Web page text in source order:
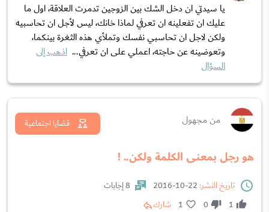
يا سيدتي ان دخل الشك بين الزوجين تدمرت العلاقة، اول ما
عليك ان تفعلينه ان تعرفي لماذا خانك، ليس لأجل ان تحاسبيه
ولكن لاجل ان تحاسبي نفسك وتملأي هذه الثغرة بينكما،
وتعوضينه عن حاجته، اعملي على ان تعرفي... اذهب إلى
السؤال
من مجهول
هو رجل بمعنى الكلمة ولكن.. !
قضايا اجتماعية
تاريخ النشر:
8 إجابات
1
0
1 شارك